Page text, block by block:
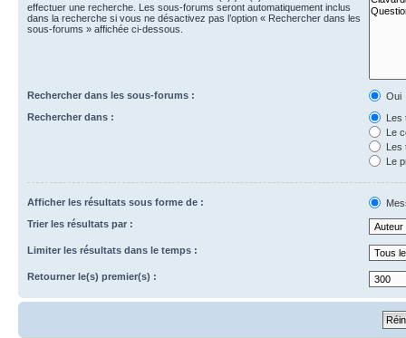
effectuer une recherche. Les sous-forums seront automatiquement inclus
dans la recherche si vous ne désactivez pas l’option « Rechercher dans les
sous-forums » affichée ci-dessous.
Rechercher dans les sous-forums :
Oui
Rechercher dans :
Les
Le
Les
Le
Afficher les résultats sous forme de :
Trier les résultats par :
Limiter les résultats dans le temps :
Retourner le(s) premier(s) :